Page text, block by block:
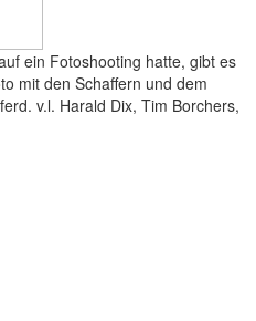
ein Fotoshooting hatte, gibt es
mit den Schaffern und dem
v.l. Harald Dix, Tim Borchers,